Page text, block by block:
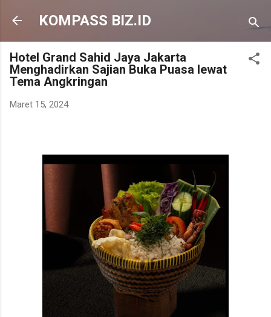
Langsung ke konten utama
KOMPASS BIZ.ID
Hotel Grand Sahid Jaya Jakarta
Menghadirkan Sajian Buka Puasa lewat
Tema Angkringan
Maret 15, 2024